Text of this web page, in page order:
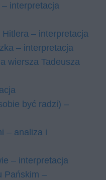
interpretacja
– interpretacja
– interpretacja
wiersza Tadeusza
być radzi) –
– analiza i
– interpretacja
Pańskim –